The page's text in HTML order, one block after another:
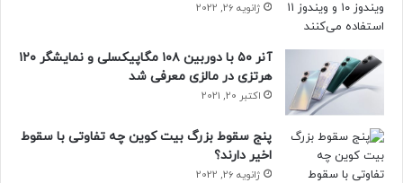
ژانویه 26, 2022
آنر ۵۰ با دوربین ۱۰۸ مگاپیکسلی و نمایشگر ۱۲۰
هرتزی در مالزی معرفی شد
اکتبر 20, 2021
پنج سقوط بزرگ بیت کوین چه تفاوتی با سقوط
اخیر دارند؟
ژانویه 26, 2022